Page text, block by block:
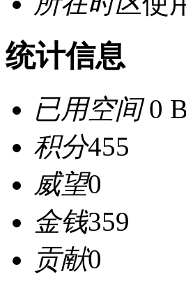
统计信息
已用空间0 B
积分455
威望0
金钱359
贡献0